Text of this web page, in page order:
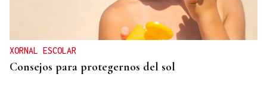
XORNAL ESCOLAR
Consejos para protegernos del sol